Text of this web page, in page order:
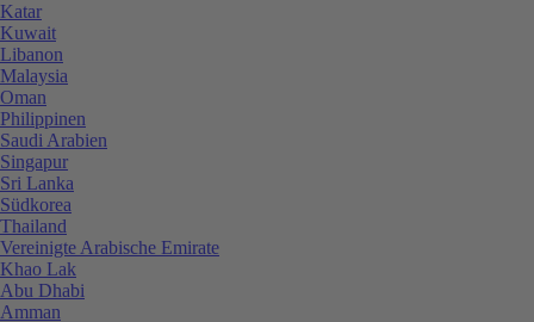
Katar
Kuwait
Libanon
Malaysia
Oman
Philippinen
Saudi Arabien
Singapur
Sri Lanka
Südkorea
Thailand
Vereinigte Arabische Emirate
Khao Lak
Abu Dhabi
Amman